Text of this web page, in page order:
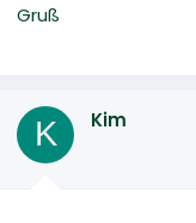
Gruß
K Kim